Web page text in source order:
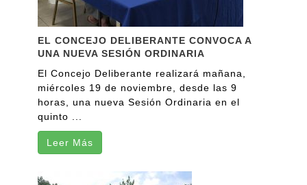
EL CONCEJO DELIBERANTE CONVOCA A
UNA NUEVA SESIÓN ORDINARIA
El Concejo Deliberante realizará mañana,
miércoles 19 de noviembre, desde las 9
horas, una nueva Sesión Ordinaria en el
quinto ...
Leer Más